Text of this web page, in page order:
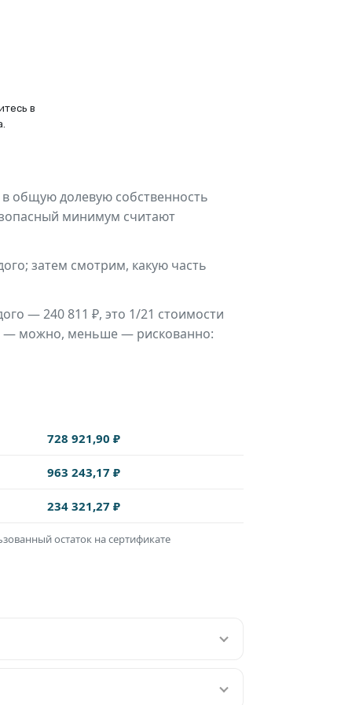
в
общую долевую собственность
минимум считают
затем смотрим, какую часть
— 240 811 ₽, это 1/21 стоимости
— можно, меньше — рискованно:
728 921,90 ₽
963 243,17 ₽
234 321,27 ₽
остаток на сертификате